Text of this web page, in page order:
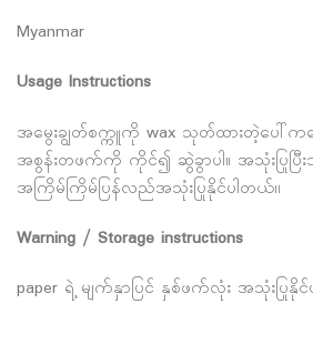
Myanmar
Usage Instructions
အမွေးချွတ်စက္ကူကို wax သုတ်ထားတဲ့ပေါ်က
အစွန်းတဖက်ကို ကိုင်၍ ဆွဲခွာပါ။ အသုံးပြုပြီ
အကြိမ်ကြိမ်ပြန်လည်အသုံးပြုနိုင်ပါတယ်၊၊
Warning / Storage instructions
paper ရဲ့ မျက်နှာပြင် နှစ်ဖက်လုံး အသုံးပြုနိုင်